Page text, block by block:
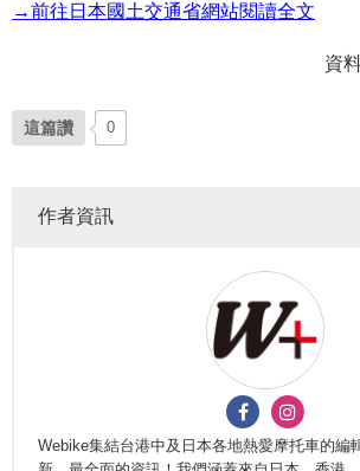
→前往日本國土交通省網站閱讀全文
資
這篇讚 0
作者資訊
Webike集結台港中及日本各地熱愛摩托車的編